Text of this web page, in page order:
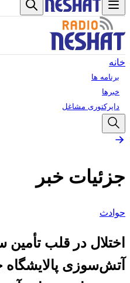
خانه
برنامه ها
خبرها
دایرکتوری مشاغل
جزئیات خبر
حوادث
اختلال در قلب تأمین
آتش‌سوزی پالایشگاه